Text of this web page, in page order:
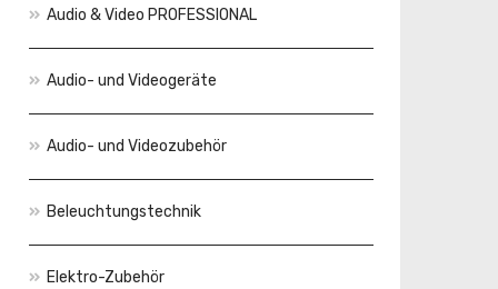
Audio & Video PROFESSIONAL
Audio- und Videogeräte
Audio- und Videozubehör
Beleuchtungstechnik
Elektro-Zubehör